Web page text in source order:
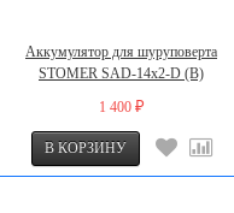
Аккумулятор для шуруповерта
STOMER SAD-14x2-D (В)
1 400 ₽